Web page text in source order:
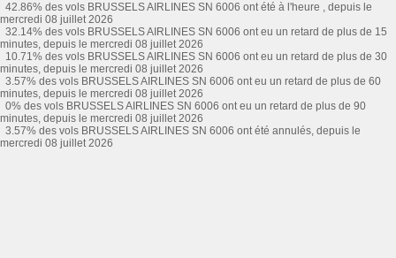
42.86% des vols BRUSSELS AIRLINES SN 6006 ont été à l'heure , depuis le
mercredi 08 juillet 2026
32.14% des vols BRUSSELS AIRLINES SN 6006 ont eu un retard de plus de 15
minutes, depuis le mercredi 08 juillet 2026
10.71% des vols BRUSSELS AIRLINES SN 6006 ont eu un retard de plus de 30
minutes, depuis le mercredi 08 juillet 2026
3.57% des vols BRUSSELS AIRLINES SN 6006 ont eu un retard de plus de 60
minutes, depuis le mercredi 08 juillet 2026
0% des vols BRUSSELS AIRLINES SN 6006 ont eu un retard de plus de 90
minutes, depuis le mercredi 08 juillet 2026
3.57% des vols BRUSSELS AIRLINES SN 6006 ont été annulés, depuis le
mercredi 08 juillet 2026